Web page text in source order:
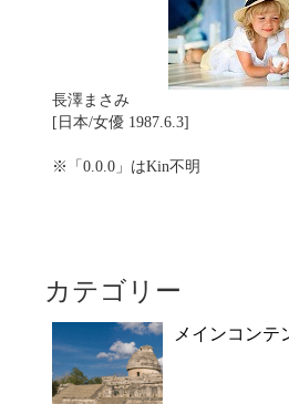
長澤まさみ
[日本/女優 1987.6.3]
※「0.0.0」はKin不明
カテゴリー
メインコンテ